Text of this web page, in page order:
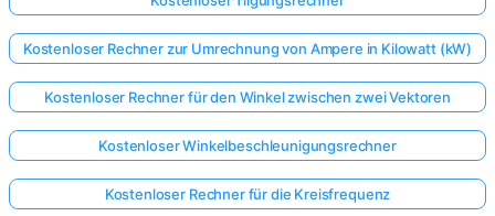
Kostenloser Rechner zur Umrechnung von Ampere in Kilowatt (kW)
Kostenloser Rechner für den Winkel zwischen zwei Vektoren
Kostenloser Winkelbeschleunigungsrechner
Kostenloser Rechner für die Kreisfrequenz